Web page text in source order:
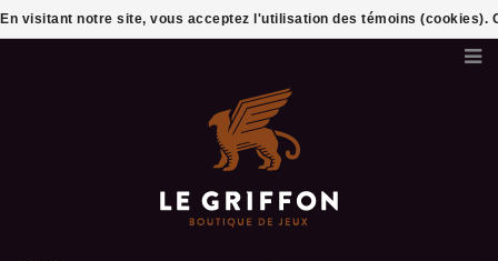
En visitant notre site, vous acceptez l'utilisation des témoins